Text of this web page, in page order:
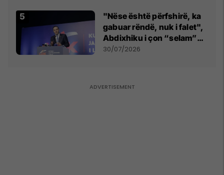
"Nëse është përfshirë, ka
gabuar rëndë, nuk i falet",
Abdixhiku i çon “selam”
Përparim Ramës
30/07/2026